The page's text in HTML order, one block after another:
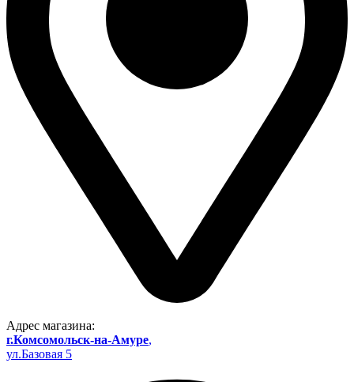
Адрес магазина:
г.Комсомольск-на-Амуре,
ул.Базовая 5